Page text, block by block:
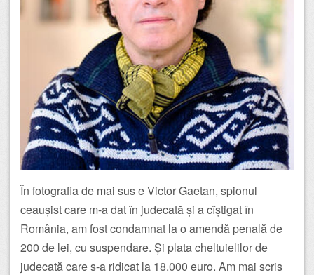
În fotografia de mai sus e Victor Gaetan, spionul
ceaușist care m-a dat în judecată și a cîștigat în
România, am fost condamnat la o amendă penală de
200 de lei, cu suspendare. Și plata cheltuielilor de
judecată care s-a ridicat la 18.000 euro. Am mai scris